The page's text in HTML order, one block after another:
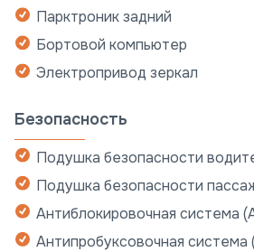
Парктроник задний
Бортовой компьютер
Электропривод зеркал
Безопасность
Подушка безопасности
Подушка безопасности
Антиблокировочная система
Антипробуксовочная система